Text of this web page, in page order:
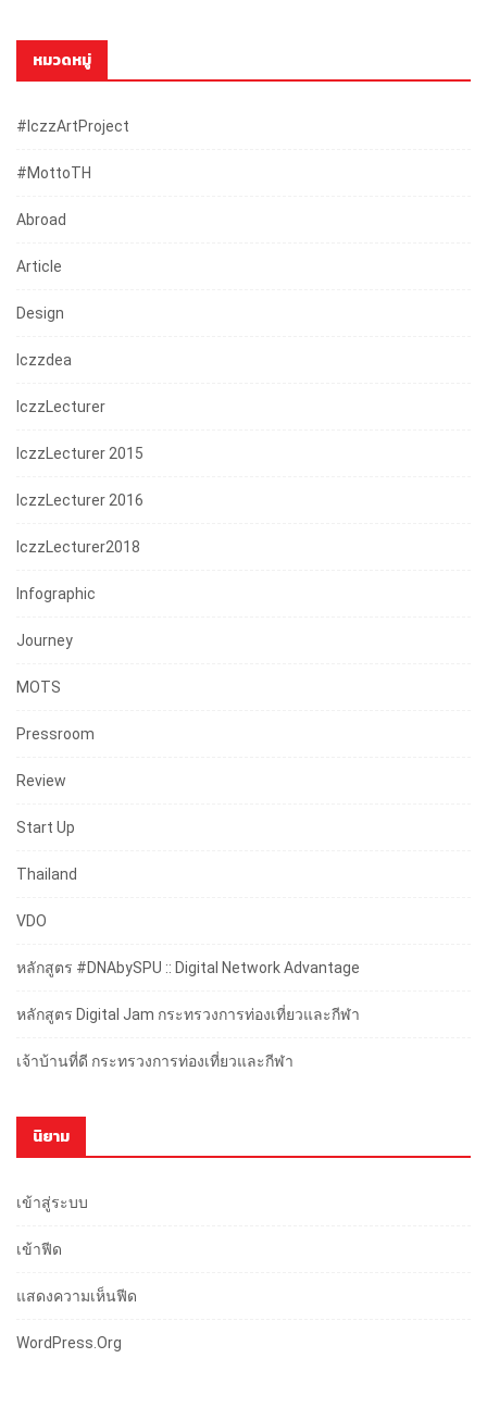
หมวดหมู่
#iczzArtProject
#mottoTH
Abroad
Article
Design
Iczzdea
IczzLecturer
IczzLecturer 2015
IczzLecturer 2016
IczzLecturer2018
Infographic
Journey
MOTS
Pressroom
Review
Start Up
Thailand
VDO
หลักสูตร #DNAbySPU :: Digital Network Advantage
หลักสูตร Digital Jam กระทรวงการท่องเที่ยวและกีฬา
เจ้าบ้านที่ดี กระทรวงการท่องเที่ยวและกีฬา
นิยาม
เข้าสู่ระบบ
เข้าฟีด
แสดงความเห็นฟีด
WordPress.org